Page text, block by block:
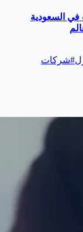
في السعودية
#شركات